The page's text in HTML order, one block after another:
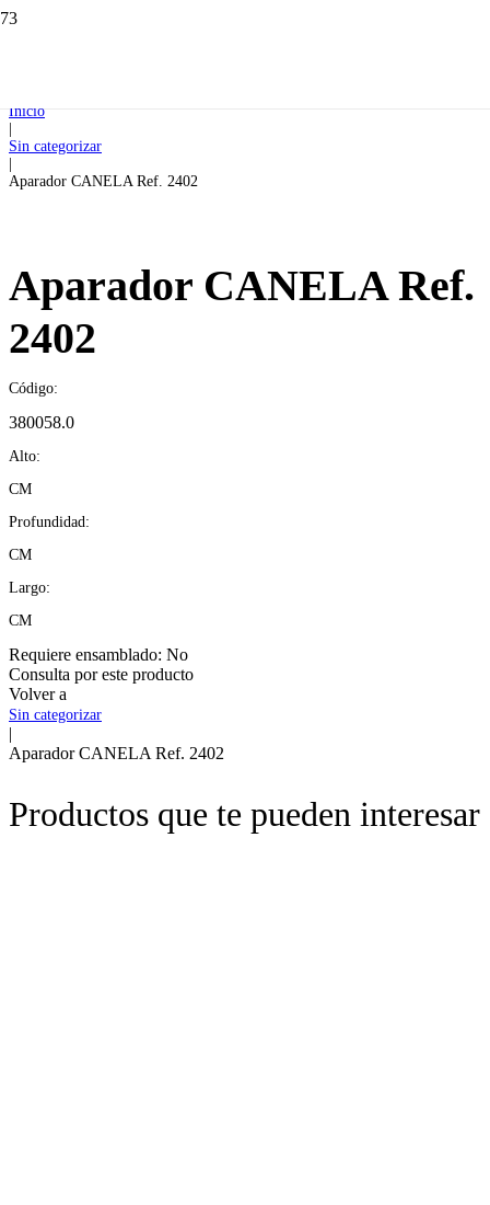
Inicio
Sin categorizar
Aparador CANELA Ref. 2402
Aparador CANELA Ref.
2402
Código:
380058.0
Alto:
CM
Profundidad:
CM
Largo:
CM
Requiere ensamblado: No
Consulta por este producto
Volver a
Sin categorizar
|
Aparador CANELA Ref. 2402
Productos que te pueden interesar